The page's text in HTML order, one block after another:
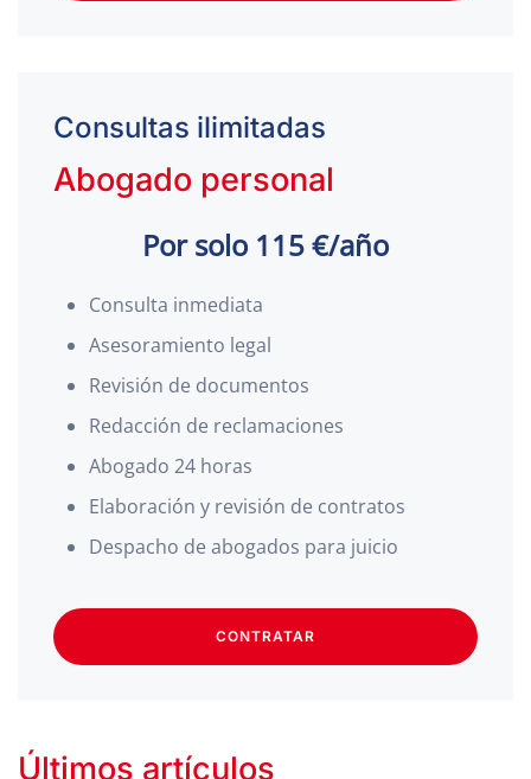
Consultas ilimitadas
Abogado personal
Por solo 115 €/año
Consulta inmediata
Asesoramiento legal
Revisión de documentos
Redacción de reclamaciones
Abogado 24 horas
Elaboración y revisión de contratos
Despacho de abogados para juicio
CONTRATAR
Últimos artículos